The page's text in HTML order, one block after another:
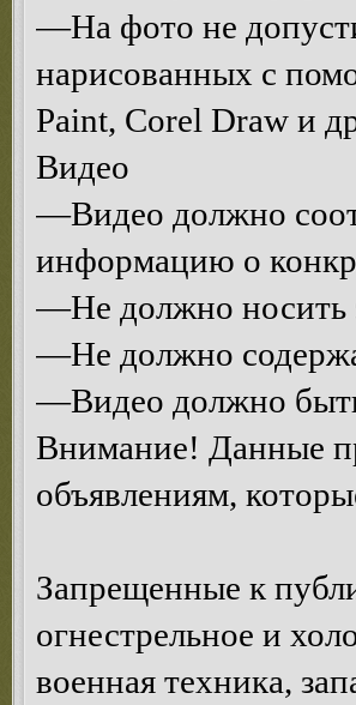
—На фото не
нарисованных с
Paint, Corel Draw и
Видео
—Видео должно
информацию о
—Не должно носить
—Не должно
—Видео должно
Внимание! Данные
объявлениям,
Запрещенные к
огнестрельное и
военная техника,